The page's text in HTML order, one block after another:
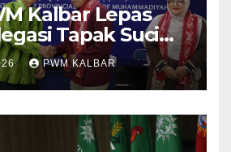
Kalbar Lepas
Tapak Suci
XVI di
PWM KALBAR